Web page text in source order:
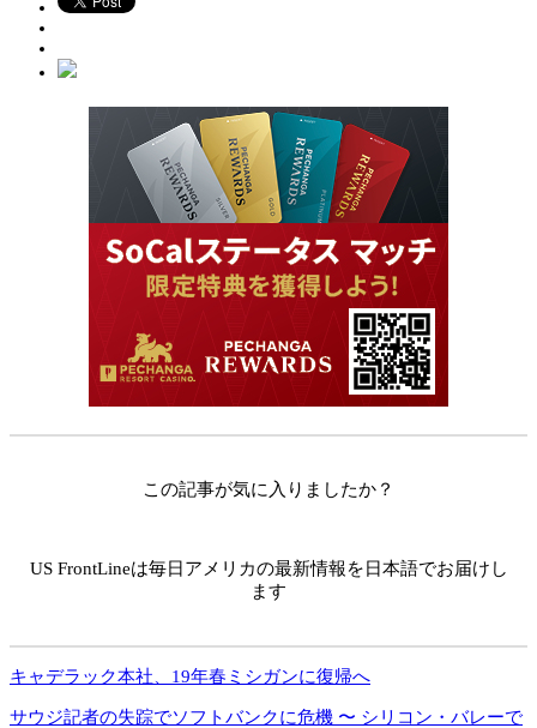
この記事が気に入りましたか？
US FrontLineは毎日アメリカの最新情報を日本語でお届けし
ます
キャデラック本社、19年春ミシガンに復帰へ
サウジ記者の失踪でソフトバンクに危機 〜 シリコン・バレーで